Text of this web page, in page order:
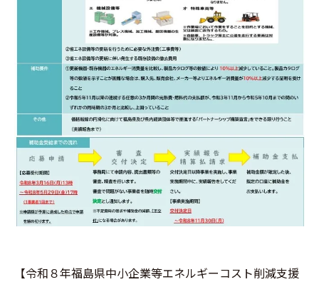
【令和８年福島県中小企業等エネルギーコスト削減支援